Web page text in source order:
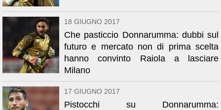
18 GIUGNO 2017
Che pasticcio Donnarumma: dubbi sul
futuro e mercato non di prima scelta
hanno convinto Raiola a lasciare
Milano
17 GIUGNO 2017
Pistocchi su Donnarumma: